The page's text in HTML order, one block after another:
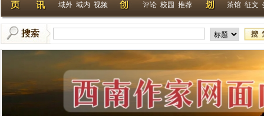
域外 域内 视频
评论 校园 推荐
茶馆 征文